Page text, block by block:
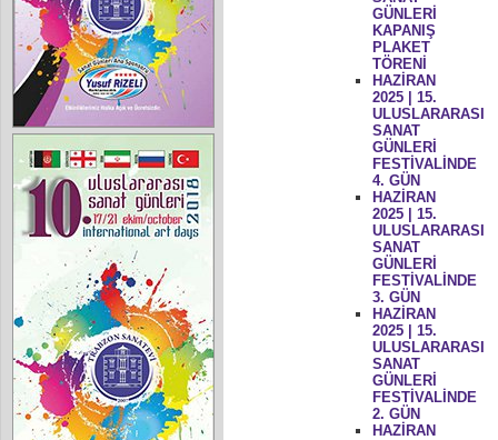
GÜNLERİ
KAPANIŞ
PLAKET
TÖRENİ
HAZİRAN
2025 | 15.
ULUSLARARASI
SANAT
GÜNLERİ
FESTİVALİNDE
4. GÜN
HAZİRAN
2025 | 15.
ULUSLARARASI
SANAT
GÜNLERİ
FESTİVALİNDE
3. GÜN
HAZİRAN
2025 | 15.
ULUSLARARASI
SANAT
GÜNLERİ
FESTİVALİNDE
2. GÜN
HAZİRAN